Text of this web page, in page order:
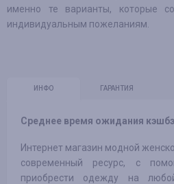
именно те варианты, которые
индивидуальным пожеланиям.
ИНФО ГАРАНТИЯ
Среднее время ожидания
Интернет магазин модной
современный ресурс, с
приобрести одежду на